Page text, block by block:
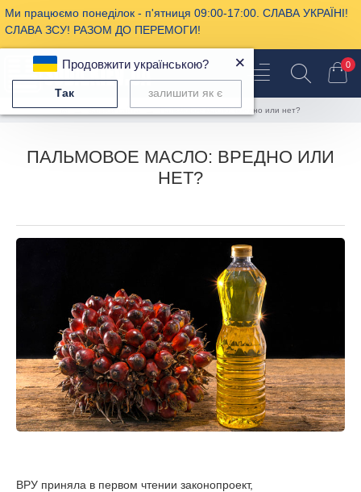
Ми працюємо понеділок - п'ятниця 09:00-17:00. СЛАВА УКРАЇНІ!
СЛАВА ЗСУ! РАЗОМ ДО ПЕРЕМОГИ!
0
Записи сайта Пальмовое масло: вредно или нет?
ПАЛЬМОВОЕ МАСЛО: ВРЕДНО ИЛИ
НЕТ?
ВРУ приняла в первом чтении законопроект,
Продовжити українською? ×
Так залишити як є